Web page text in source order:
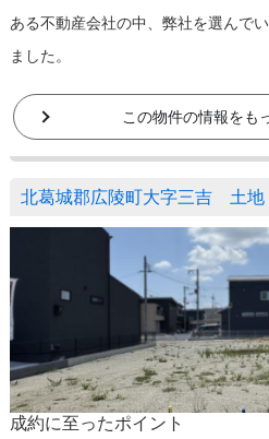
ある不動産会社の中、弊社を選んで
ました。
この物件の情報をも
北葛城郡広陵町大字三吉 土
成約に至ったポイント